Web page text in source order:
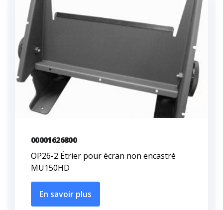
00001626800
OP26-2 Étrier pour écran non encastré
MU150HD
En savoir plus